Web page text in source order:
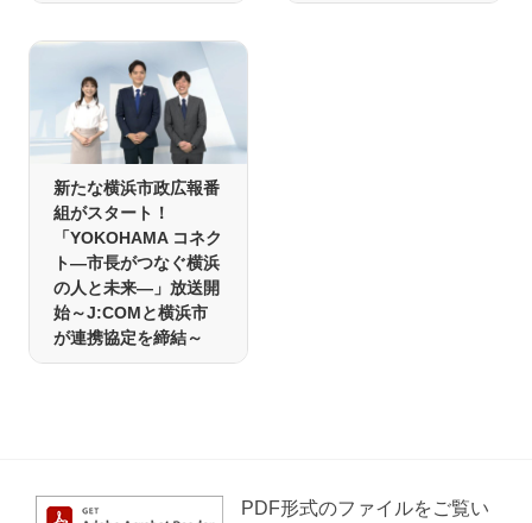
新たな横浜市政広報番
組がスタート！
「YOKOHAMA コネク
ト―市長がつなぐ横浜
の人と未来―」放送開
始～J:COMと横浜市
が連携協定を締結～
PDF形式のファイルをご覧い